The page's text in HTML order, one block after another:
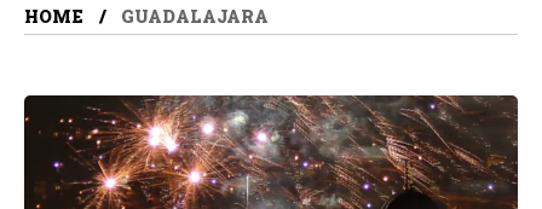
HOME GUADALAJARA